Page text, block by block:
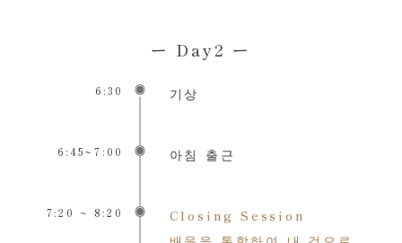
ー Day2 ー
6:30 기상
6:45~7:00 아침 출근
7:20 ~ 8:20
Closing Session